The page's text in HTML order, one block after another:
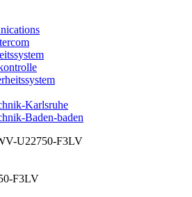
Karlsruhe
Baden-baden
U22750-F3LV
F3LV